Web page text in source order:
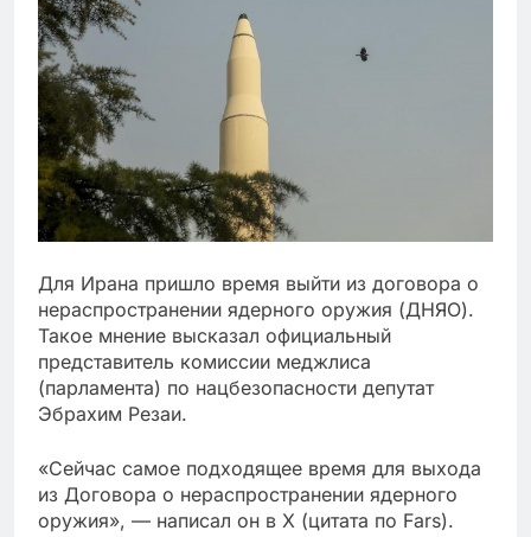
Для Ирана пришло время выйти из договора о
нераспространении ядерного оружия (ДНЯО).
Такое мнение высказал официальный
представитель комиссии меджлиса
(парламента) по нацбезопасности депутат
Эбрахим Резаи.
«Сейчас самое подходящее время для выхода
из Договора о нераспространении ядерного
оружия», — написал он в X (цитата по Fars).